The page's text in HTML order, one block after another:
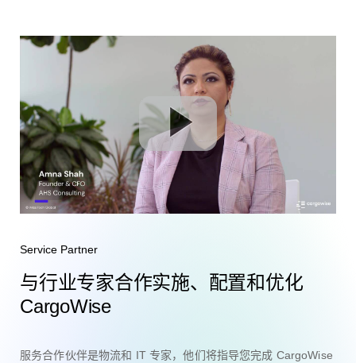
Service Partner
与行业专家合作实施、配置和优化
CargoWise
服务合作伙伴是物流和 IT 专家，他们将指导您完成 CargoWise